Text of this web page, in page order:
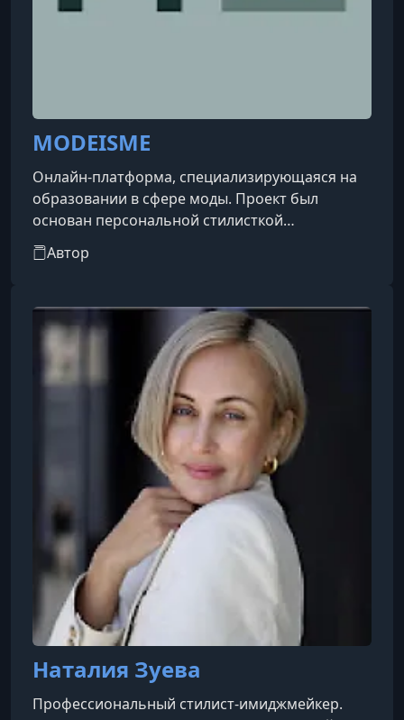
MODEISME
Онлайн-платформа, специализирующаяся на
образовании в сфере моды. Проект был
основан персональной стилисткой
Маргаритой Мурадовой и digital-стратегом
Константином Рябовым. Название объединяет
английские is и me, отражая девиз платформы:
«Мода — это я» .
Автор
Наталия Зуева
Профессиональный стилист-имиджмейкер.